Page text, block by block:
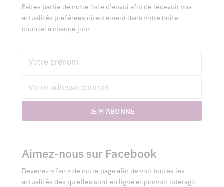
Faites partie de notre liste d'envoi afin de recevoir vos
actualités préférées directement dans votre boîte
courriel à chaque jour.
courriel
JE M'ABONNE
Aimez-nous sur Facebook
Devenez « fan » de notre page afin de voir toutes les
actualités dès qu'elles sont en ligne et pouvoir interagir